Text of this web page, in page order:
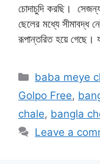
চোদাচুদি করছি।
ছেলের মধ্যে সীমাবদ্ধ
রূপান্তরিত হয়ে গেছে।
Categories
baba meye
Golpo Free,
chale, bangla
Leave a